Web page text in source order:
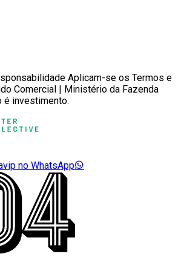
Aplicam-se os Termos e
Comercial | Ministério da Fazenda
é investimento.
no WhatsApp